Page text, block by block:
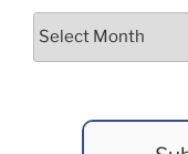
Archives